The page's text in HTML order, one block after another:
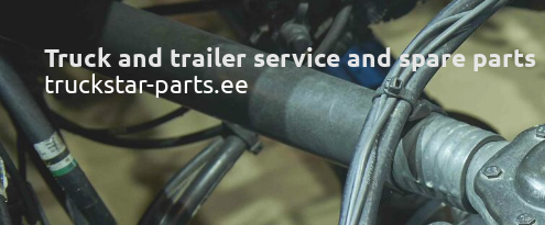
Truck and trailer service and spare parts
truckstar-parts.ee